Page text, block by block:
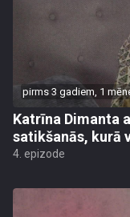
pirms 3 gadiem, 1
Katrīna Dimanta
satikšanās, kurā
4. epizode